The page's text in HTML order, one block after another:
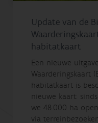
Update van de
habitatkaart
Een nieuwe
Waarderingskaart
habitatkaart is
nieuwe kaart:
we 48.000 ha
via